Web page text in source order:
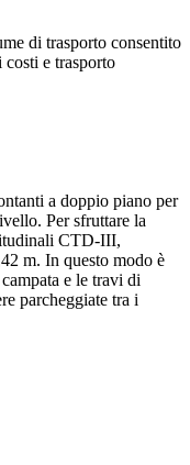
di trasporto consentito
costi e trasporto
a doppio piano per
Per sfruttare la
CTD-III,
m. In questo modo è
e le travi di
parcheggiate tra i